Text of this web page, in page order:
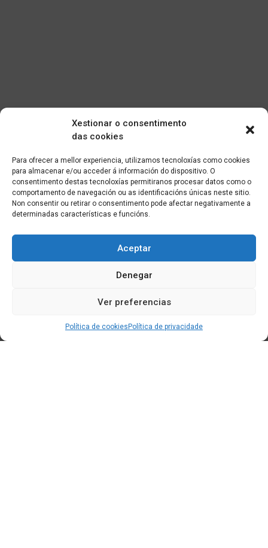
Xestionar o consentimento
das cookies
Para ofrecer a mellor experiencia, utilizamos tecnoloxías como cookies
para almacenar e/ou acceder á información do dispositivo. O
consentimento destas tecnoloxías permitiranos procesar datos como o
comportamento de navegación ou as identificacións únicas neste sitio.
Non consentir ou retirar o consentimento pode afectar negativamente a
determinadas características e funcións.
Aceptar
Denegar
Ver preferencias
Política de cookies Política de privacidade